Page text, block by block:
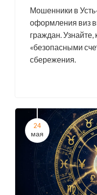
Мошенники в
оформления виз
граждан. Узнайте,
«безопасными
сбережения.
24
мая